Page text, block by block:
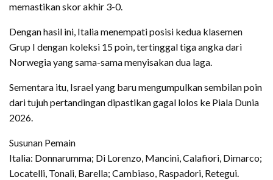
memastikan skor akhir 3-0.
Dengan hasil ini, Italia menempati posisi kedua klasemen
Grup I dengan koleksi 15 poin, tertinggal tiga angka dari
Norwegia yang sama-sama menyisakan dua laga.
Sementara itu, Israel yang baru mengumpulkan sembilan poin
dari tujuh pertandingan dipastikan gagal lolos ke Piala Dunia
2026.
Susunan Pemain
Italia: Donnarumma; Di Lorenzo, Mancini, Calafiori, Dimarco;
Locatelli, Tonali, Barella; Cambiaso, Raspadori, Retegui.